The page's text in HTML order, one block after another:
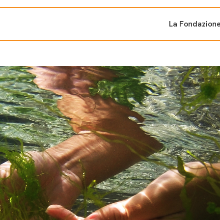
La Fondazione
sostenuti
un progetto
dal Sud
Bandi e
Bandi
Fondazioni di
Area Stampa
Sala Stampa
Eventi Press tour